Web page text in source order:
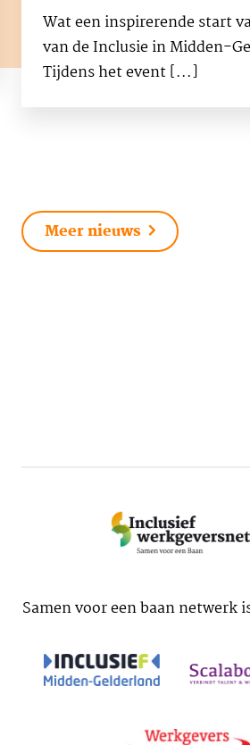
Wat een inspirerende start
van de Inclusie in Midden-
Tijdens het event [...]
Meer nieuws
Samen voor een baan netwerk